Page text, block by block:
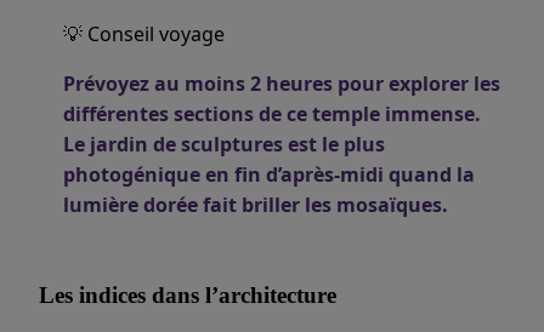
💡 Conseil voyage
Prévoyez au moins 2 heures pour explorer les
différentes sections de ce temple immense.
Le jardin de sculptures est le plus
photogénique en fin d’après-midi quand la
lumière dorée fait briller les mosaïques.
Les indices dans l’architecture